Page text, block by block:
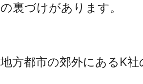
の裏づけがあります。
地方都市の郊外にあるK社